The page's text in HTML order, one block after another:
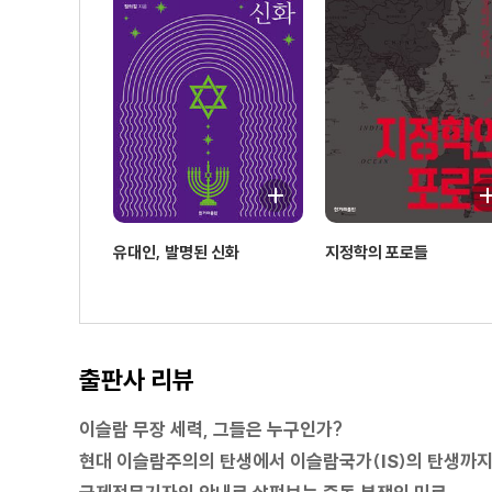
21 토라보라 전투와 빈 라덴의 탈출
22 중동 개조론과 군 개조론
23 이라크 전쟁의 시작
24 종전 선언과 함께 시작된 전쟁
25 탈레반의 부활
6부 끝나지 않는 전쟁
26 오바마의 전쟁과 빈 라덴 제거
유대인, 발명된 신화 지정학의 포로들
출판사 리뷰
이슬람 무장 세력, 그들은 누구인가?
현대 이슬람주의의 탄생에서 이슬람국가(IS)의 탄생까지